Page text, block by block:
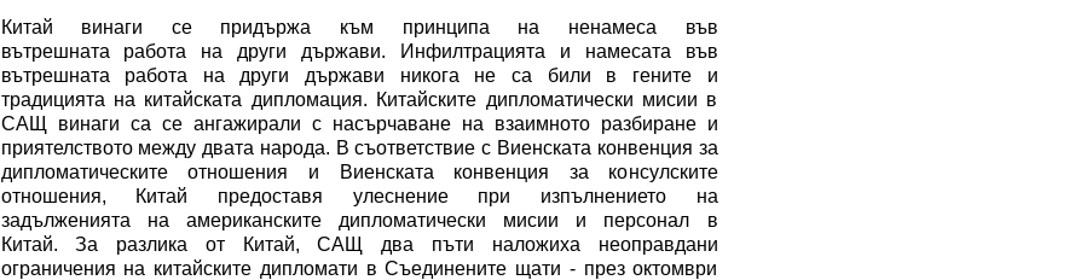
Китай винаги се придържа към принципа на ненамеса във
вътрешната работа на други държави. Инфилтрацията и намесата във
вътрешната работа на други държави никога не са били в гените и
традицията на китайската дипломация. Китайските дипломатически мисии в
САЩ винаги са се ангажирали с насърчаване на взаимното разбиранеи
приятелството между двата народа. В съответствие с Виенската конвенция за
дипломатическите отношения и Виенската конвенция за консулските
отношения,
Китай предоставя улеснение при изпълнението на
задълженията
на американските дипломатически мисии и персонал в
Китай.
За разлика от Китай, САЩ два пъти наложиха неоправдани
ограничения на китайските дипломати в Съединените щати - през октомври